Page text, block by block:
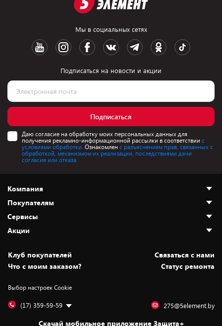
Мы в социальных сетях
Подписаться на новости и акции
Подписаться
Даю согласие на обработку моих персональных данных для
получения рекламно-информационной рассылки в соответствии с
условиями обработки. Ознакомлен с разъяснением прав, связанных с
обработкой, механизмом их реализации, последствиями дачи
согласия или отказа.
Компания
О нас
Адреса магазинов
Новости
Статьи и обзоры
Вакансии
Дай пять добру!
Покупателям
Как сделать заказ
Оплата и доставка
Безналичный расчёт
Обмен и возврат товара
Обработка персональных данных
Подарочные карты
Сервисы
Установка техники
Для игровых консолей
Для мобильных устройств
Для компьютеров
Акции
Скидки и промокоды
Белорусские товары
Бонусы
Оплата частями
Клуб покупателей
Cвязаться с нами
Что с моим заказом?
Статус ремонта
Выбор настроек Cookie
(17) 359-59-59 275@5element.by
Скачай мобильное приложение Защита+